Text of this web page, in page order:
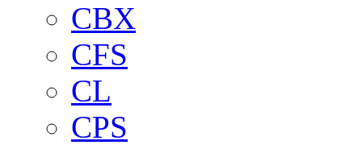
CBX
CFS
CL
CPS